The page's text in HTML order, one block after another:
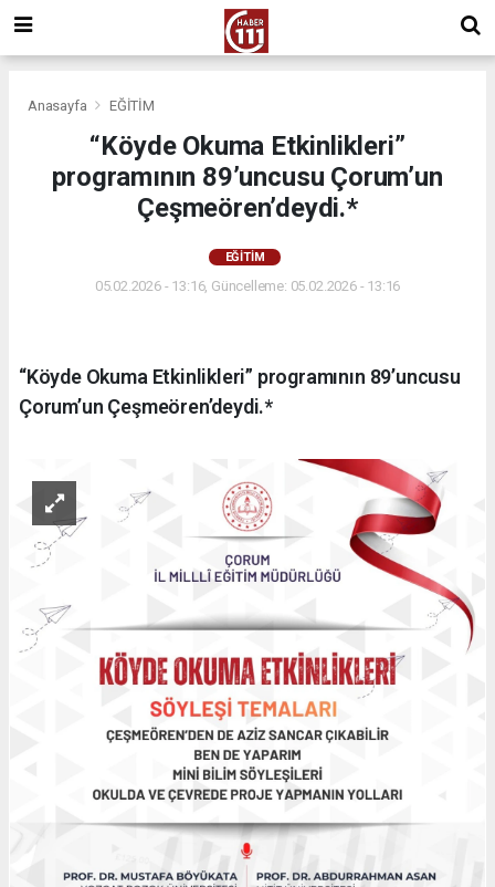
Anasayfa EĞİTİM
“Köyde Okuma Etkinlikleri”
programının 89’uncusu Çorum’un
Çeşmeören’deydi.*
EĞİTİM
05.02.2026 - 13:16, Güncelleme: 05.02.2026 - 13:16
“Köyde Okuma Etkinlikleri” programının 89’uncusu
Çorum’un Çeşmeören’deydi.*